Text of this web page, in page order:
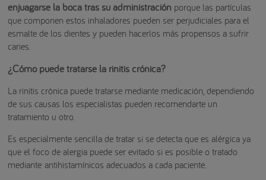
enjuagarse la boca tras su administración porque las partículas
que componen estos inhaladores pueden ser perjudiciales para el
esmalte de los dientes y pueden hacerlos más propensos a sufrir
caries.
¿Cómo puede tratarse la rinitis crónica?
La rinitis crónica puede tratarse mediante medicación, dependiendo
de sus causas los especialistas pueden recomendarte un
tratamiento u otro.
Es especialmente sencilla de tratar si se detecta que es alérgica ya
que el foco de alergia puede ser evitado si es posible o tratado
mediante antihistamínicos adecuados a cada paciente.